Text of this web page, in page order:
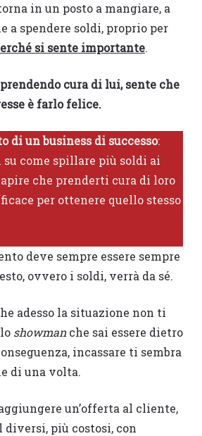
in un posto a mangiare, a
a spendere soldi, proprio per
si sente importante.
cura di lui, sente che
è farlo felice.
di un business di successo:
come spillare più soldi ai
che prenderti cura di loro
per ottenere quello stesso
deve sempre essere sempre
ovvero i soldi, verrà da sé.
adesso la situazione non ti
showmanche sai essere dietro
incassare ti sembra
di una volta.
un’offerta al cliente,
più costosi, con